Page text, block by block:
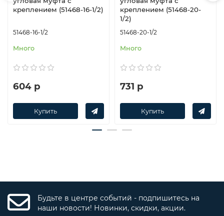
креплением (51468-16-1/2)
51468-16-1/2
Много
604 р
Купить
креплением (51468-20-
1/2)
51468-20-1/2
Много
731 р
Купить
Будьте в центре событий - подпишитесь на
наши новости! Новинки, скидки, акции.